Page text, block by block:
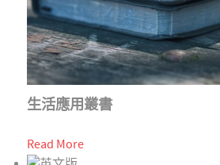
生活應用叢書
Read More